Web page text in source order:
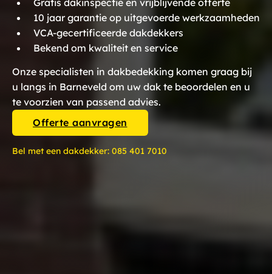
Gratis dakinspectie en vrijblijvende offerte
10 jaar garantie op uitgevoerde werkzaamheden
VCA-gecertificeerde dakdekkers
Bekend om kwaliteit en service
Onze specialisten in dakbedekking komen graag bij
u langs in Barneveld om uw dak te beoordelen en u
te voorzien van passend advies.
Offerte aanvragen
Bel met een dakdekker: 085 401 7010